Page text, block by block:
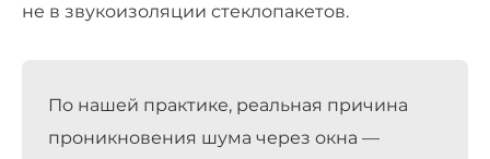
не в звукоизоляции стеклопакетов.
По нашей практике, реальная причина
проникновения шума через окна —